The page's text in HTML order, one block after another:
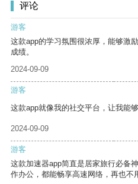
评论
游客
这款app的学习氛围很浓厚，能够激
成绩。
2024-09-09
游客
这款app就像我的社交平台，让我能
2024-09-09
游客
这款加速器app简直是居家旅行必备
作办公，都能畅享高速网络，再也不